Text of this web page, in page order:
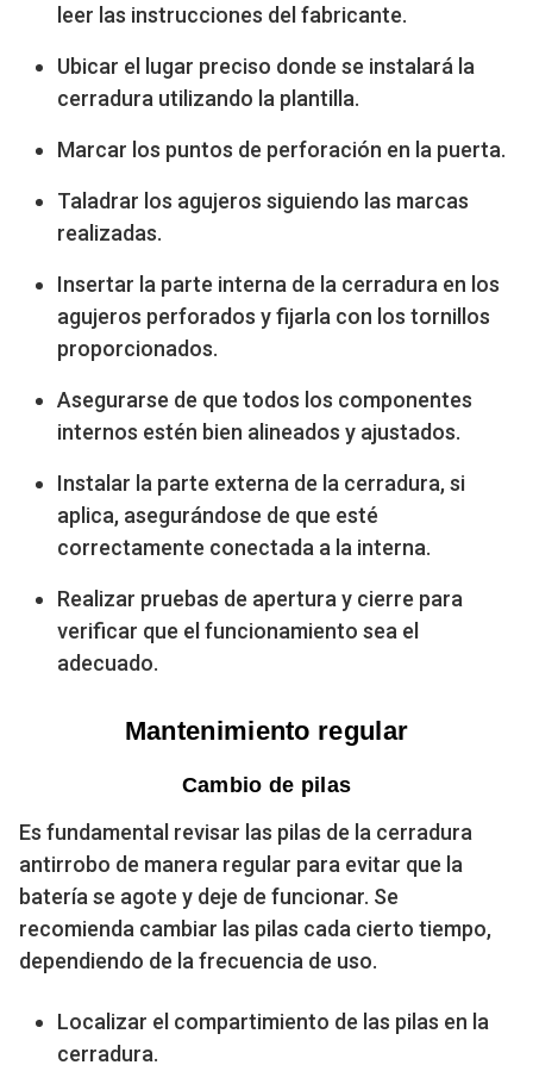
leer las instrucciones del fabricante.
Ubicar el lugar preciso donde se instalará la
cerradura utilizando la plantilla.
Marcar los puntos de perforación en la puerta.
Taladrar los agujeros siguiendo las marcas
realizadas.
Insertar la parte interna de la cerradura en los
agujeros perforados y fijarla con los tornillos
proporcionados.
Asegurarse de que todos los componentes
internos estén bien alineados y ajustados.
Instalar la parte externa de la cerradura, si
aplica, asegurándose de que esté
correctamente conectada a la interna.
Realizar pruebas de apertura y cierre para
verificar que el funcionamiento sea el
adecuado.
Mantenimiento regular
Cambio de pilas
Es fundamental revisar las pilas de la cerradura
antirrobo de manera regular para evitar que la
batería se agote y deje de funcionar. Se
recomienda cambiar las pilas cada cierto tiempo,
dependiendo de la frecuencia de uso.
Localizar el compartimiento de las pilas en la
cerradura.